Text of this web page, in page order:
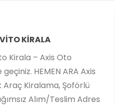
KIRALA
Kirala – Axis Oto
HEMEN ARA Axis
Kiralama, Şoförlü
Alım/Teslim Adres